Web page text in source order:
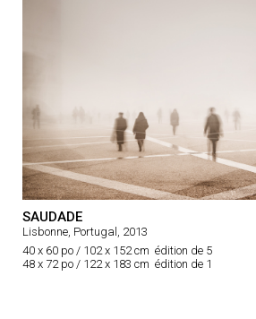
SAUDADE
Lisbonne, Portugal, 2013
40 x 60 po / 102 x 152 cm édition de 5
48 x 72 po / 122 x 183 cm édition de 1